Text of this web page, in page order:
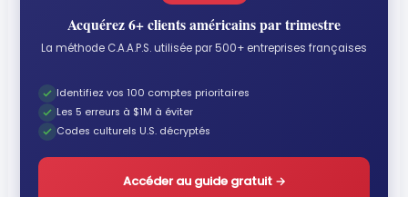
Acquérez 6+ clients américains par trimestre
La méthode C.A.A.P.S. utilisée par 500+ entreprises françaises
Identifiez vos 100 comptes prioritaires
Les 5 erreurs à $1M à éviter
Codes culturels U.S. décryptés
Accéder au guide gratuit →